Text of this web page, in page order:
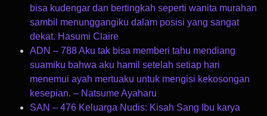
bisa kudengar dan bertingkah seperti wanita murahan
sambil menunggangiku dalam posisi yang sangat
dekat. Hasumi Claire
ADN – 788 Aku tak bisa memberi tahu mendiang
suamiku bahwa aku hamil setelah setiap hari
menemui ayah mertuaku untuk mengisi kekosongan
kesepian. – Natsume Ayaharu
SAN – 476 Keluarga Nudis: Kisah Sang Ibu karya